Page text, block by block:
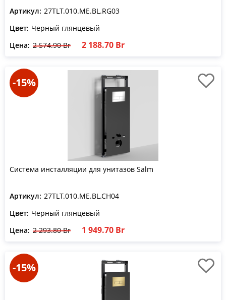
Артикул: 27TLT.010.ME.BL.RG03
Цвет: Черный глянцевый
Цена: 2 574.90 Br 2 188.70 Br
-15%
Система инсталляции для унитазов Salm
Артикул: 27TLT.010.ME.BL.CH04
Цвет: Черный глянцевый
Цена: 2 293.80 Br 1 949.70 Br
-15%